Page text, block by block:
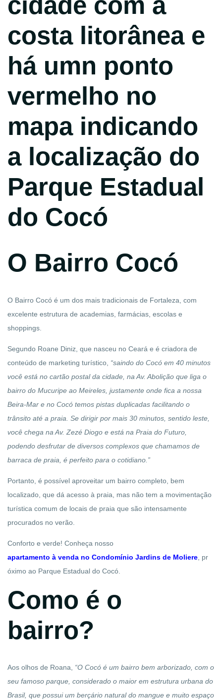
O Bairro Cocó
O Bairro Cocó é um dos mais tradicionais de Fortaleza, com
excelente estrutura de academias, farmácias, escolas e
shoppings.
Segundo Roane Diniz, que nasceu no Ceará e é criadora de
conteúdo de marketing turístico, “saindo do Cocó em 40 minutos
você está no cartão postal da cidade, na Av. Abolição que liga o
bairro do Mucuripe ao Meireles, justamente onde fica a nossa
Beira-Mar e no Cocó temos pistas duplicadas facilitando o
trânsito até a praia. Se dirigir por mais 30 minutos, sentido leste,
você chega na Av. Zezé Diogo e está na Praia do Futuro,
podendo desfrutar de diversos complexos que chamamos de
barraca de praia, é perfeito para o cotidiano.”
Portanto, é possível aproveitar um bairro completo, bem
localizado, que dá acesso à praia, mas não tem a movimentação
turística comum de locais de praia que são intensamente
procurados no verão.
Conforto e verde! Conheça nosso
apartamento à venda no Condomínio Jardins de Moliere pr
óximo ao Parque Estadual do Cocó.
Como é o
bairro?
Aos olhos de Roana, “O Cocó é um bairro bem arborizado, com o
seu famoso parque, considerado o maior em estrutura urbana do
Brasil, que possui um berçário natural do mangue e muito espaço